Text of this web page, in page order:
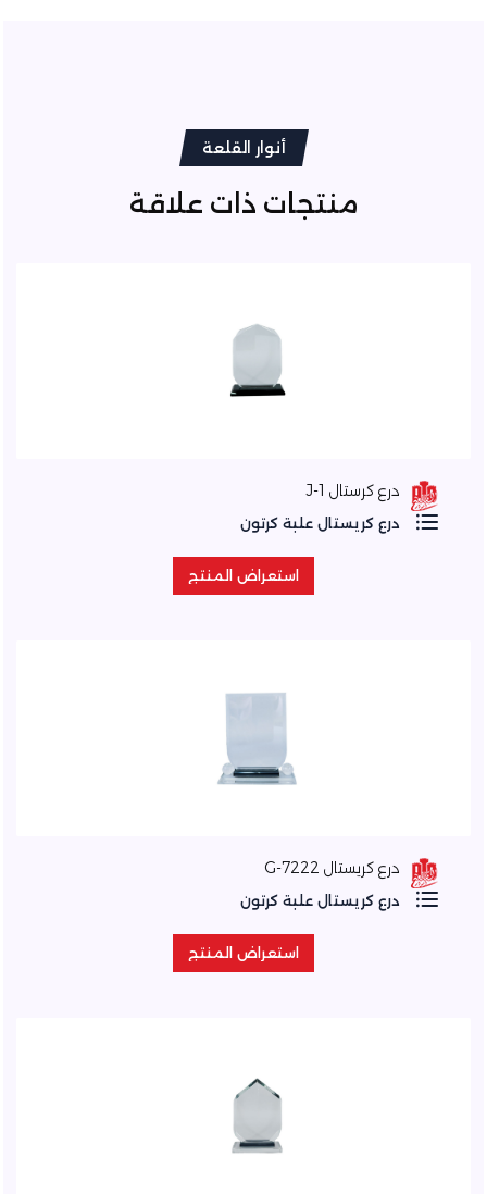
أنوار القلعة
منتجات ذات علاقة
درع كرستال J-1
درع كريستال علبة كرتون
استعراض المنتج
استعراض المنتج
درع كريستال 7222-G
درع كريستال علبة كرتون
استعراض المنتج
استعراض المنتج